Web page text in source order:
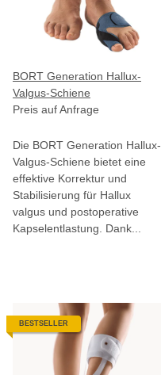
BORT Generation Hallux-
Valgus-Schiene
Preis auf Anfrage
Die BORT Generation Hallux-
Valgus-Schiene bietet eine
effektive Korrektur und
Stabilisierung für Hallux
valgus und postoperative
Kapselentlastung. Dank...
BESTSELLER